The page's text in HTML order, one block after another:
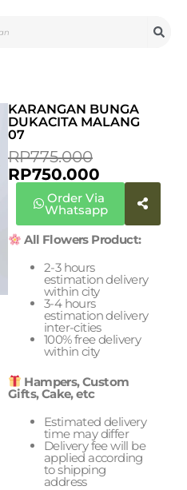
KARANGAN BUNGA
DUKACITA MALANG
07
RP775.000
WAS:
RP775.000.
RP750.000
IS:
RP750.000.
Order Via
Whatsapp
All Flowers Product:
2-3 hours
estimation delivery
within city
3-4 hours
estimation delivery
inter-cities
100% free delivery
within city
Hampers, Custom
Gifts, Cake, etc
Estimated delivery
time may differ
Delivery fee will be
applied according
to shipping
address